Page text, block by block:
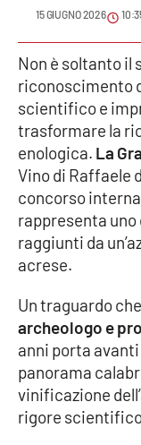
VIDEO
Ambiente
Cronaca
Cultura
Economia e
Politica
Sanità
Società
Sport
15 GIUGNO 2026
Non è soltanto il
riconoscimento
scientifico e
trasformare la
enologica. La
Vino di Raffaele
concorso
rappresenta
raggiunti da
acrese.
Un traguardo
archeologo e
anni porta
panorama
vinificazione
rigore